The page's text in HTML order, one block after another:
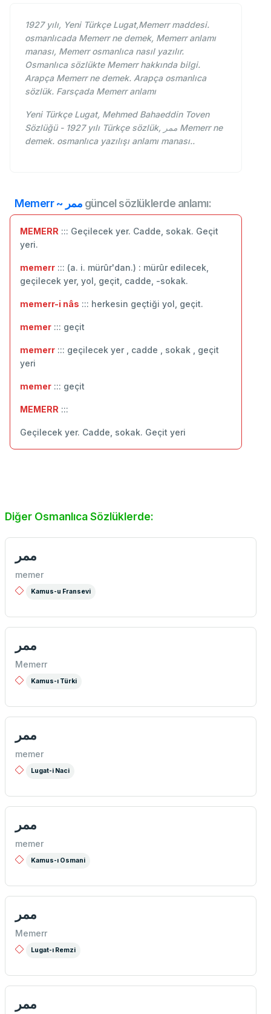
1927 yılı, Yeni Türkçe Lugat,Memerr maddesi.
osmanlıcada Memerr ne demek, Memerr anlamı
manası, Memerr osmanlıca nasıl yazılır.
Osmanlıca sözlükte Memerr hakkında bilgi.
Arapça Memerr ne demek. Arapça osmanlıca
sözlük. Farsçada Memerr anlamı
Yeni Türkçe Lugat, Mehmed Bahaeddin Toven
Sözlüğü - 1927 yılı Türkçe sözlük, ممر Memerr ne
demek. osmanlıca yazılışı anlamı manası..
Memerr ~ ممر güncel sözlüklerde anlamı:
MEMERR ::: Geçilecek yer. Cadde, sokak. Geçit
yeri.
memerr ::: (a. i. mürûr'dan.) : mürûr edilecek,
geçilecek yer, yol, geçit, cadde, -sokak.
memerr-i nâs ::: herkesin geçtiği yol, geçit.
memer ::: geçit
memerr ::: geçilecek yer , cadde , sokak , geçit
yeri
memer ::: ‬geçit
MEMERR :::
Geçilecek yer. Cadde, sokak. Geçit yeri
Diğer Osmanlıca Sözlüklerde:
ممر
memer
Kamus-u Fransevi
ممر
Memerr
Kamus-ı Türki
ممر
memer
Lugat-i Naci
ممر
memer
Kamus-ı Osmani
ممر
Memerr
Lugat-ı Remzi
ممر